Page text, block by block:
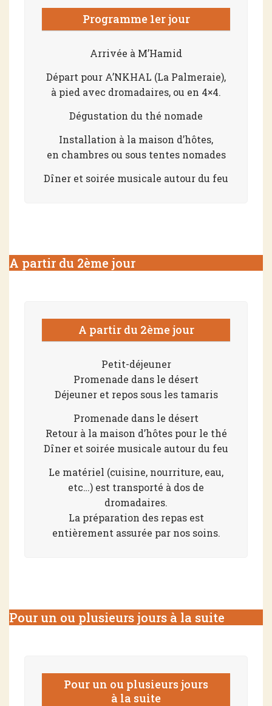
Programme 1er jour
Arrivée à M’Hamid
Départ pour A’NKHAL (La Palmeraie),
à pied avec dromadaires, ou en 4×4.
Dégustation du thé nomade
Installation à la maison d’hôtes,
en chambres ou sous tentes nomades
Dîner et soirée musicale autour du feu
A partir du 2ème jour
A partir du 2ème jour
Petit-déjeuner
Promenade dans le désert
Déjeuner et repos sous les tamaris
Promenade dans le désert
Retour à la maison d’hôtes pour le thé
Dîner et soirée musicale autour du feu
Le matériel (cuisine, nourriture, eau,
etc…) est transporté à dos de
dromadaires.
La préparation des repas est
entièrement assurée par nos soins.
Pour un ou plusieurs jours à la suite
Pour un ou plusieurs jours
à la suite